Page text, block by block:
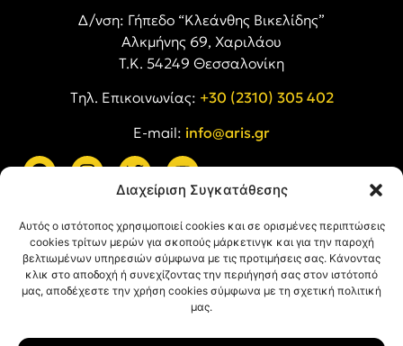
Διαχείριση Συγκατάθεσης
Αυτός ο ιστότοπος χρησιμοποιεί cookies και σε ορισμένες περιπτώσεις
cookies τρίτων μερών για σκοπούς μάρκετινγκ και για την παροχή
βελτιωμένων υπηρεσιών σύμφωνα με τις προτιμήσεις σας. Κάνοντας
κλικ στο αποδοχή ή συνεχίζοντας την περιήγησή σας στον ιστότοπό
μας, αποδέχεστε την χρήση cookies σύμφωνα με τη σχετική πολιτική
μας.
Δ/νση: Γήπεδο “Κλεάνθης Βικελίδης”
Αλκμήνης 69, Χαριλάου
Τ.Κ. 54249 Θεσσαλονίκη
Tηλ. Επικοινωνίας: +30 (2310) 305 402
E-mail: info@aris.gr